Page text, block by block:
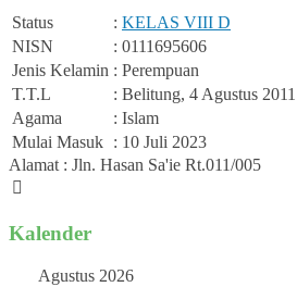
Status : KELAS VIII D
NISN
: 0111695606
Jenis Kelamin : Perempuan
T.T.L
: Belitung, 4 Agustus 2011
Agama
: Islam
Mulai Masuk : 10 Juli 2023
Alamat : Jln. Hasan Sa'ie Rt.011/005
Kalender
Agustus 2026